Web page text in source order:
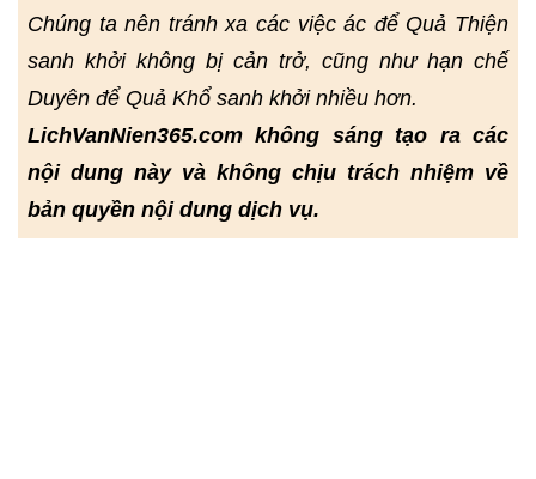
Chúng ta nên tránh xa các việc ác để Quả Thiện
sanh khởi không bị cản trở, cũng như hạn chế
Duyên để Quả Khổ sanh khởi nhiều hơn.
LichVanNien365.com không sáng tạo ra các
nội dung này và không chịu trách nhiệm về
bản quyền nội dung dịch vụ.